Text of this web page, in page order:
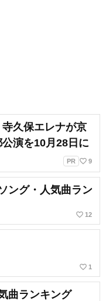
久保エレナが京
演を10月28日に
PR favorite_border 9
ング・人気曲ラン
favorite_border 12
favorite_border 1
曲ランキング